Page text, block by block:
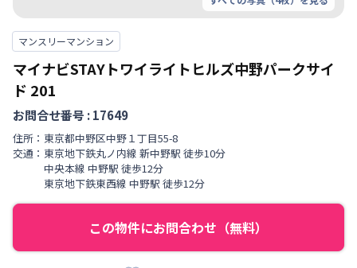
マンスリーマンション
マイナビSTAYトワイライトヒルズ中野パークサイ
ド 201
お問合せ番号 :17649
住所： 東京都中野区中野 １丁目55-8
交通： 東京地下鉄丸ノ内線 新中野駅 徒歩10分
中央本線 中野駅 徒歩12分
東京地下鉄東西線 中野駅 徒歩12分
この物件にお問合わせ（無料）